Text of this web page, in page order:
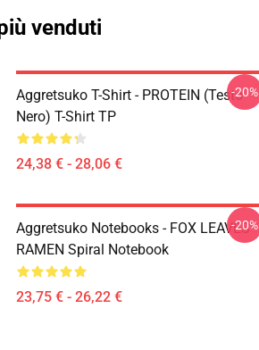
venduti
Aggretsuko T-Shirt - PROTEIN (testo
Nero) T-Shirt TP
24,38 € - 28,06 €
-20%
Aggretsuko Notebooks - FOX LEAVES
RAMEN Spiral Notebook
23,75 € - 26,22 €
-20%